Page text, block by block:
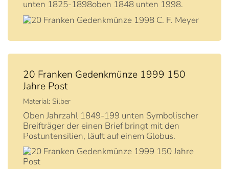
unten 1825-1898oben 1848 unten 1998.
20 Franken Gedenkmünze 1999 150
Jahre Post
Material: Silber
Oben Jahrzahl 1849-199 unten Symbolischer
Breifträger der einen Brief bringt mit den
Postuntensilien, läuft auf einem Globus.